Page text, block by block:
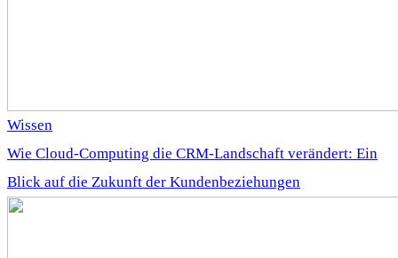
Wissen
Wie Cloud-Computing die CRM-Landschaft verändert: Ein
Blick auf die Zukunft der Kundenbeziehungen